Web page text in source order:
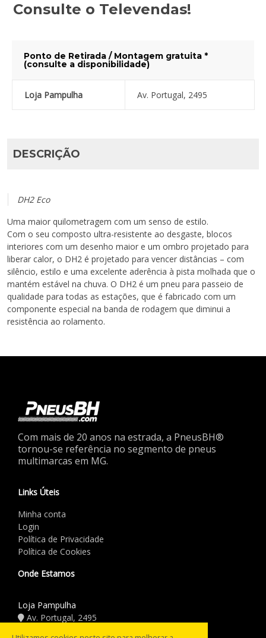
Consulte o Televendas!
Ponto de Retirada / Montagem gratuita *
(consulte a disponibilidade)
Loja Pampulha Av. Portugal, 2495
DESCRIÇÃO
DH2 Eco
Uma maior quilometragem com um senso de estilo.
Com o seu composto ultra-resistente ao desgaste, blocos
interiores com um desenho maior e um ombro projetado para
liberar calor, o DH2 é projetado para vencer distâncias – com
silêncio, estilo e uma excelente aderência à pista molhada que o
mantém estável na chuva. O DH2 é um pneu para passeio de
qualidade para todas as estações, que é fabricado com um
componente especial na banda de rodagem que diminui a
resistência ao rolamento.
Com mais de 20 anos na estrada, a PneusBH®
tornou-se referência no segmento de pneus
multimarcas em MG.
Links Úteis
Minha conta
Login
Política de Privacidade
Política de Cookies
Onde Estamos
Loja Pampulha
Av. Portugal, 2495